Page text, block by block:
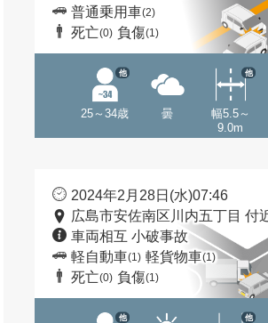
普通乗用車(2)
死亡(0) 負傷(1)
25～34歳
他
曇
幅5.5～
9.0m
他
2024年2月28日(水)07:46
広島市安佐南区川内五丁目 付
車両相互 小破事故
軽自動車(1) 軽貨物車(1)
死亡(0) 負傷(1)
他 他